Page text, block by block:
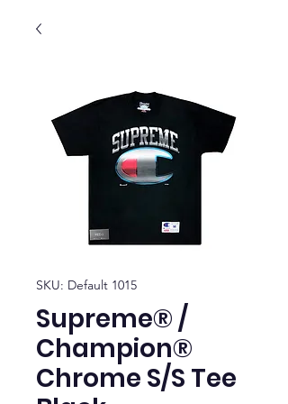
SKU: Default 1015
Supreme® /
Champion®
Chrome S/S Tee